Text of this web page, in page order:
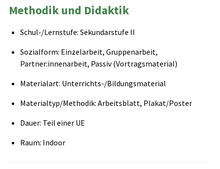
Methodik und Didaktik
Schul-/Lernstufe: Sekundarstufe II
Sozialform: Einzelarbeit, Gruppenarbeit,
Partner:innenarbeit, Passiv (Vortragsmaterial)
Materialart: Unterrichts-/Bildungsmaterial
Materialtyp/Methodik: Arbeitsblatt, Plakat/Poster
Dauer: Teil einer UE
Raum: Indoor